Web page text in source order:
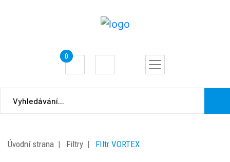
0
Úvodní strana Filtry FIltr VORTEX